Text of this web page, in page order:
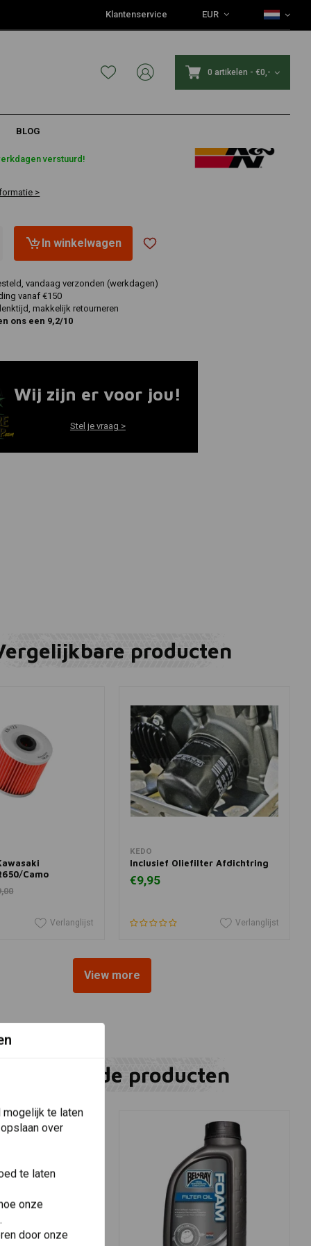
Klantenservice EUR
0 artikelen - €0,-
BLOG
€260,-
verstuurd!
>
In winkelwagen
vandaag verzonden (werkdagen)
vanaf €150
makkelijk retourneren
ons een 9,2/10
Wij zijn er voor jou!
Stel je vraag >
producten
Camo
Verlanglijst
KEDO
Inclusief Oliefilter Afdichtring
€9,95
Verlanglijst
View more
Gerelateerde producten
mogelijk te laten
over
te laten
onze
door onze